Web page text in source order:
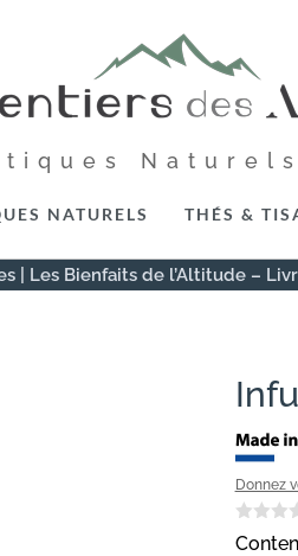
NATURELS THÉS &
| Les Bienfaits de l’Altitude –
Donnez